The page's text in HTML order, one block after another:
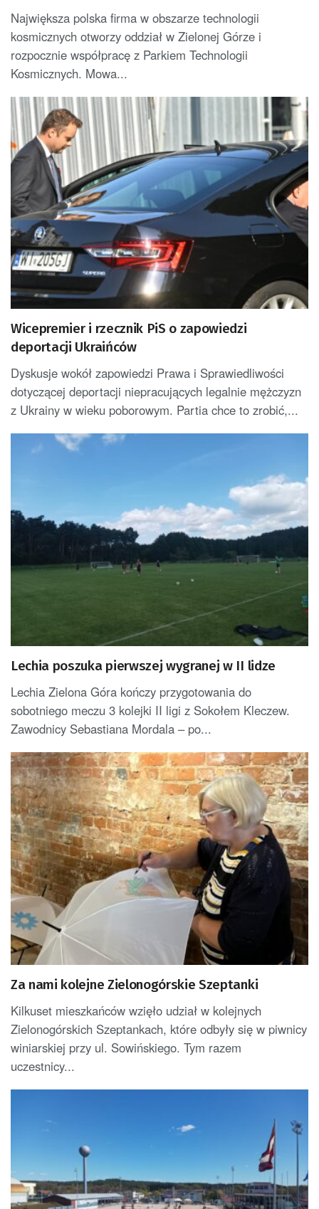
Największa polska firma w obszarze technologii
kosmicznych otworzy oddział w Zielonej Górze i
rozpocznie współpracę z Parkiem Technologii
Kosmicznych. Mowa...
Wicepremier i rzecznik PiS o zapowiedzi
deportacji Ukraińców
Dyskusje wokół zapowiedzi Prawa i Sprawiedliwości
dotyczącej deportacji niepracujących legalnie mężczyzn
z Ukrainy w wieku poborowym. Partia chce to zrobić,...
Lechia poszuka pierwszej wygranej w II lidze
Lechia Zielona Góra kończy przygotowania do
sobotniego meczu 3 kolejki II ligi z Sokołem Kleczew.
Zawodnicy Sebastiana Mordala – po...
Za nami kolejne Zielonogórskie Szeptanki
Kilkuset mieszkańców wzięło udział w kolejnych
Zielonogórskich Szeptankach, które odbyły się w piwnicy
winiarskiej przy ul. Sowińskiego. Tym razem
uczestnicy...